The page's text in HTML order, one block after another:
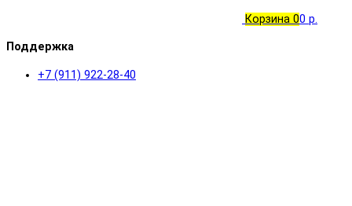
Корзина 00 р.
Поддержка
+7 (911) 922-28-40